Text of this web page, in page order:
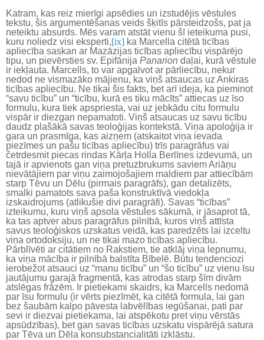
Katram, kas reiz mierīgi apsēdies un izstudējis vēstules
tekstu, šis argumentēšanas veids šķitīs pārsteidzošs, pat ja
neteiktu absurds. Mēs varam atstāt vienu šī ieteikuma pusi,
kuru noliedz visi eksperti,[ix] ka Marcella citētā ticības
apliecība saskan ar Mazāzijas ticības apliecību vispārējo
tipu, un pievērsties sv. Epifānija Panarion daļai, kurā vēstule
ir iekļauta. Marcells, to var apgalvot ar pārliecību, nekur
nedod ne vismazāko mājienu, ka viņš atsaucas uz Ankiras
ticības apliecību. Ne tikai šis fakts, bet arī ideja, ka pieminot
“savu ticību” un “ticību, kurā es tiku mācīts” attiecas uz īso
formulu, kura tiek apspriesta, vai uz jebkādu citu formulu
vispār ir diezgan nepamatoti. Viņš atsaucas uz savu ticību
daudz plašākā savas teoloģijas kontekstā. Viņa apoloģija ir
gara un prasmīga, kas aizņem (atskaitot viņa ievada
piezīmes un pašu ticības apliecību) trīs paragrāfus vai
četrdesmit piecas rindas Kārļa Holla Berlīnes izdevumā, un
tajā ir apvienots gan viņa pretuzbrukums saviem Ariāņu
nievātājiem par viņu zaimojošajiem maldiem par attiecībām
starp Tēvu un Dēlu (pirmais paragrāfs), gan detalizēts,
smalki pamatots sava paša konstruktīvā viedokļa
izskaidrojums (atlikušie divi paragrāfi). Savas “ticības”
izteikumu, kuru viņš apsola vēstules sākumā, ir jāsaprot tā,
ka tas aptver abus paragrāfus pilnībā, kuros viņš attīsta
savus teoloģiskos uzskatus veidā, kas paredzēts lai izceltu
viņa ortodoksiju, un ne tikai mazo ticības apliecību.
Pārblīvēti ar citātiem no Rakstiem, tie atklāj viņa lepnumu,
ka viņa mācība ir pilnībā balstīta Bībelē. Būtu tendenciozi
ierobežot atsauci uz “manu ticību” un “šo ticību” uz vienu īsu
jautājumu garajā fragmentā, kas atrodas starp šīm divām
atslēgas frāzēm. Ir pietiekami skaidrs, ka Marcells nedomā
par īsu formulu (ir vērts piezīmēt, ka citētā formula, lai gan
bez šaubām kalpo pāvesta labvēlības iegūšanai, pati par
sevi ir diezvai pietiekama, lai atspēkotu pret viņu vērstās
apsūdzības), bet gan savas ticības uzskatu vispārējā satura
par Tēva un Dēla konsubstancialitāti izklāstu.